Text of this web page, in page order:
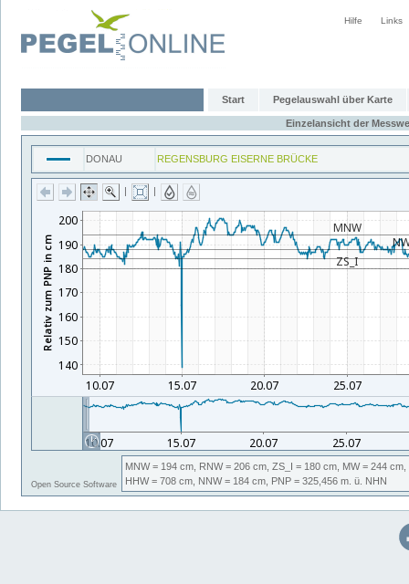
Hilfe Links
Start Pegelauswahl über Karte
Einzelansicht der
DONAU REGENSBURG EISERNE BRÜCKE
| |
Open Source Software
MNW= 194 cm, RNW= 206 cm, ZS_I = 180 cm, MW= 244 cm,
HHW= 708 cm, NNW= 184 cm, PNP = 325,456 m. ü. NHN